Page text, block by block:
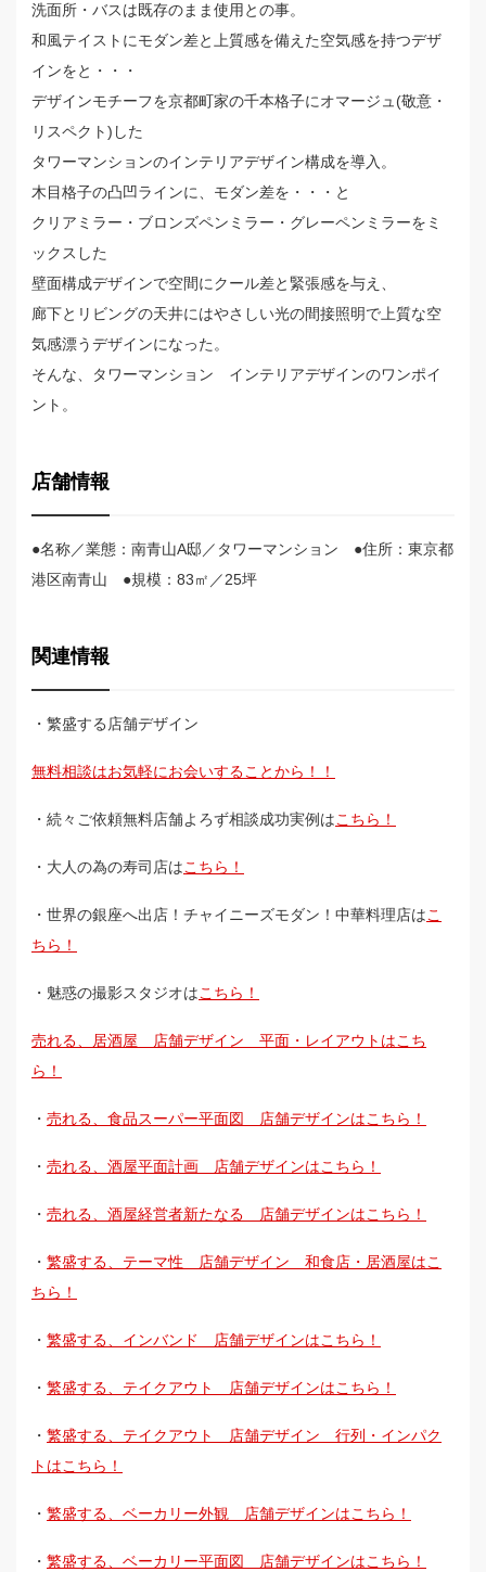
洗面所・バスは既存のまま使用との事。
和風テイストにモダン差と上質感を備えた空気感を持つデザ
インをと・・・
デザインモチーフを京都町家の千本格子にオマージュ(敬意・
リスペクト)した
タワーマンションのインテリアデザイン構成を導入。
木目格子の凸凹ラインに、モダン差を・・・と
クリアミラー・ブロンズペンミラー・グレーペンミラーをミ
ックスした
壁面構成デザインで空間にクール差と緊張感を与え、
廊下とリビングの天井にはやさしい光の間接照明で上質な空
気感漂うデザインになった。
そんな、タワーマンション インテリアデザインのワンポイ
ント。
店舗情報
●名称／業態：南青山A邸／タワーマンション ●住所：東京都
港区南青山 ●規模：83㎡／25坪
関連情報
・繁盛する店舗デザイン
無料相談はお気軽にお会いすることから！！
・続々ご依頼無料店舗よろず相談成功実例はこちら！
・大人の為の寿司店はこちら！
・世界の銀座へ出店！チャイニーズモダン！中華料理店はこ
ちら！
・魅惑の撮影スタジオはこちら！
売れる、居酒屋 店舗デザイン 平面・レイアウトはこち
ら！
・ 売れる、食品スーパー平面図 店舗デザインはこちら！
・ 売れる、酒屋平面計画 店舗デザインはこちら！
・ 売れる、酒屋経営者新たなる 店舗デザインはこちら！
・ 繁盛する、テーマ性 店舗デザイン 和食店・居酒屋はこ
ちら！
・ 繁盛する、インバンド 店舗デザインはこちら！
・ 繁盛する、テイクアウト 店舗デザインはこちら！
・ 繁盛する、テイクアウト 店舗デザイン 行列・インパク
トはこちら！
・ 繁盛する、ベーカリー外観 店舗デザインはこちら！
・ 繁盛する、ベーカリー平面図 店舗デザインはこちら！